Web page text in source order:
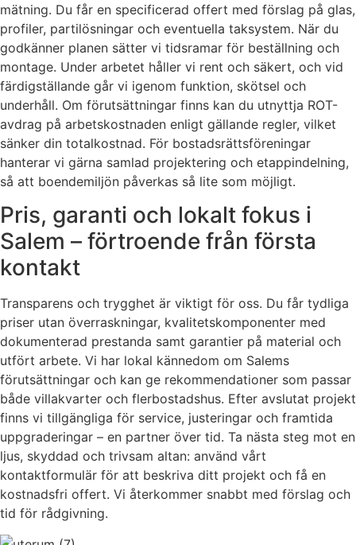
mätning. Du får en specificerad offert med förslag på glas,
profiler, partilösningar och eventuella taksystem. När du
godkänner planen sätter vi tidsramar för beställning och
montage. Under arbetet håller vi rent och säkert, och vid
färdigställande går vi igenom funktion, skötsel och
underhåll. Om förutsättningar finns kan du utnyttja ROT-
avdrag på arbetskostnaden enligt gällande regler, vilket
sänker din totalkostnad. För bostadsrättsföreningar
hanterar vi gärna samlad projektering och etappindelning,
så att boendemiljön påverkas så lite som möjligt.
Pris, garanti och lokalt fokus i
Salem – förtroende från första
kontakt
Transparens och trygghet är viktigt för oss. Du får tydliga
priser utan överraskningar, kvalitetskomponenter med
dokumenterad prestanda samt garantier på material och
utfört arbete. Vi har lokal kännedom om Salems
förutsättningar och kan ge rekommendationer som passar
både villakvarter och flerbostadshus. Efter avslutat projekt
finns vi tillgängliga för service, justeringar och framtida
uppgraderingar – en partner över tid. Ta nästa steg mot en
ljus, skyddad och trivsam altan: använd vårt
kontaktformulär för att beskriva ditt projekt och få en
kostnadsfri offert. Vi återkommer snabbt med förslag och
tid för rådgivning.